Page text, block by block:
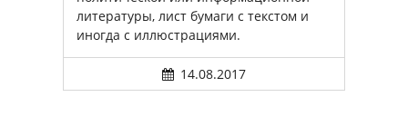
литературы, лист бумаги с текстом и
иногда с иллюстрациями.
14.08.2017